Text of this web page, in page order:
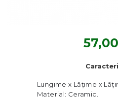
Lungime x Lățime x
Material: Ceramic.